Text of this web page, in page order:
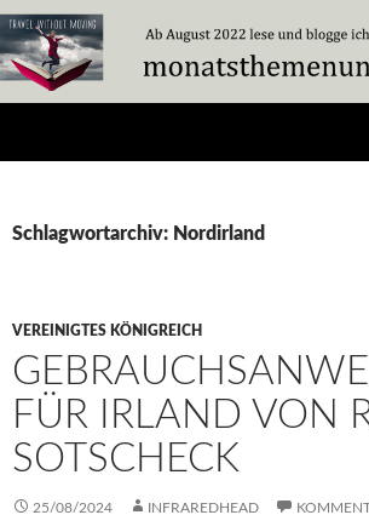
Zum
Inhalt
springen
Schlagwortarchiv: Nordirland
VEREINIGTES KÖNIGREICH
FÜR IRLAND VON
SOTSCHECK
25/08/2024 INFRAREDHEAD